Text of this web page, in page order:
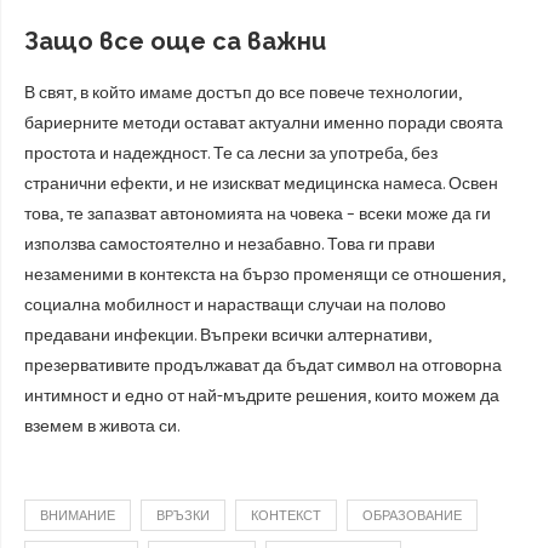
Защо все още са важни
В свят, в който имаме достъп до все повече технологии,
бариерните методи остават актуални именно поради своята
простота и надеждност. Те са лесни за употреба, без
странични ефекти, и не изискват медицинска намеса. Освен
това, те запазват автономията на човека – всеки може да ги
използва самостоятелно и незабавно. Това ги прави
незаменими в контекста на бързо променящи се отношения,
социална мобилност и нарастващи случаи на полово
предавани инфекции. Въпреки всички алтернативи,
презервативите продължават да бъдат символ на отговорна
интимност и едно от най-мъдрите решения, които можем да
вземем в живота си.
ВНИМАНИЕ ВРЪЗКИ КОНТЕКСТ ОБРАЗОВАНИЕ